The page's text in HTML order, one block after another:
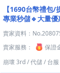
【1690台幣禮包/
專業秒儲🔹大量
賣家資料：
賣家服務：
保證
崩壞 3rd/代儲/ 台服